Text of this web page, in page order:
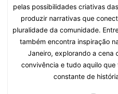
pelas possibilidades criativas
produzir narrativas que
pluralidade da comunidade.
também encontra inspiração
Janeiro, explorando a cena
convivência e tudo aquilo
constante de